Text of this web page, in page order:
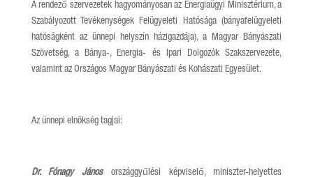
A rendező szervezetek hagyományosan az Energiaügyi Minisztérium, a
Szabályozott Tevékenységek Felügyeleti Hatósága (bányafelügyeleti
hatóságként az ünnepi helyszín házigazdája), a Magyar Bányászati
Szövetség, a Bánya-, Energia- és Ipari Dolgozók Szakszervezete,
valamint az Országos Magyar Bányászati és Kohászati Egyesület.
Az ünnepi elnökség tagjai:
Dr. Fónagy Jánosországgyűlési képviselő, miniszter-helyettes